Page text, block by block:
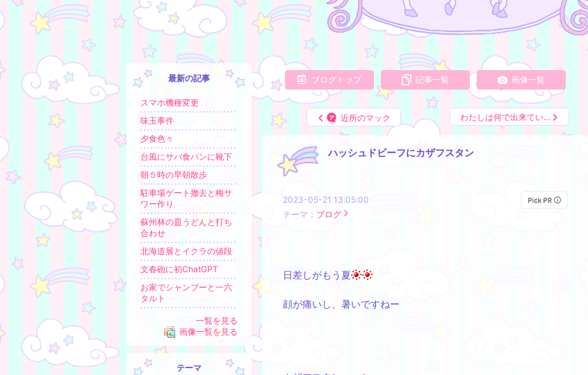
ブログトップ 記事一覧 画像一覧
近所のマック わたしは何で出来てい…
ハッシュドビーフにカザフスタン
2023-05-21 13:05:00
テーマ： ブログ
日差しがもう夏
顔が痛いし、暑いですねー
最新の記事
スマホ機種変更
味玉事件
夕食色々
台風にサバ食パンに靴下
朝５時の早朝散歩
駐車場ゲート撤去と梅サ
ワー作り
蘇州林の皿うどんと打ち
合わせ
北海道展とイクラの値段
文春砲に初ChatGPT
お家でシャンプーと一六
タルト
一覧を見る
画像一覧を見る
テーマ